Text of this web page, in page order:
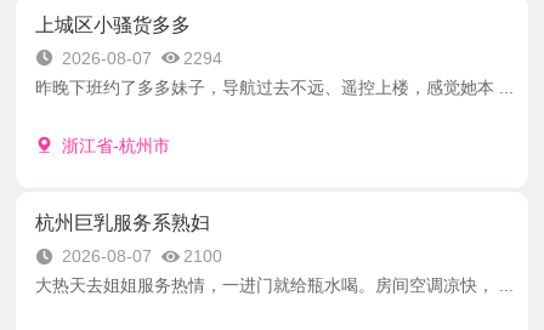
上城区小骚货多多
2026-08-07
2294
昨晚下班约了多多妹子，导航过去不远、遥控上楼，感觉她本 ...
浙江省-杭州市
杭州巨乳服务系熟妇
2026-08-07
2100
大热天去姐姐服务热情，一进门就给瓶水喝。房间空调凉快， ...